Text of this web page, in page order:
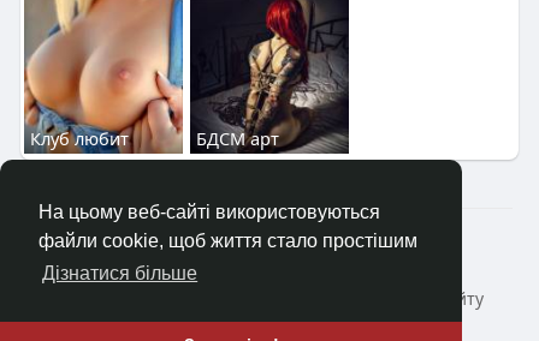
На цьому веб-сайті використовуються
файли cookie, щоб життя стало простішим
Дізнатися більше
Клуб любит БДСМ арт
2023—2026 © Клуб «Насолода»
Головна
Коротко про
Умови і Правила сайту
Блог
ще